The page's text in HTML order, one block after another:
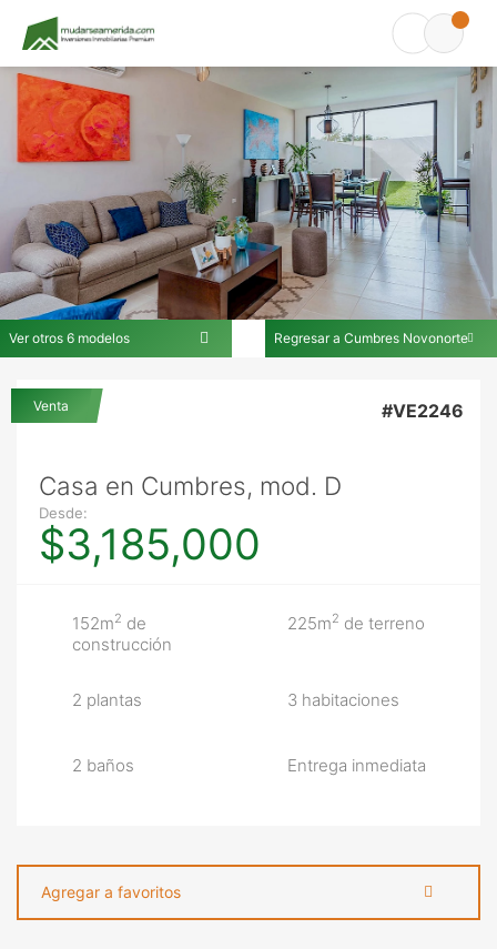
Ver otros 6 modelos Regresar a Cumbres Novonorte
Venta
En Cumbres Novonorte
Casa en Cumbres, mod. D
Desde:
$3,185,000
#VE2246
152m2 de
construcción
225m2 de terreno
2 plantas 3 habitaciones
2 baños Entrega inmediata
Agregar a favoritos